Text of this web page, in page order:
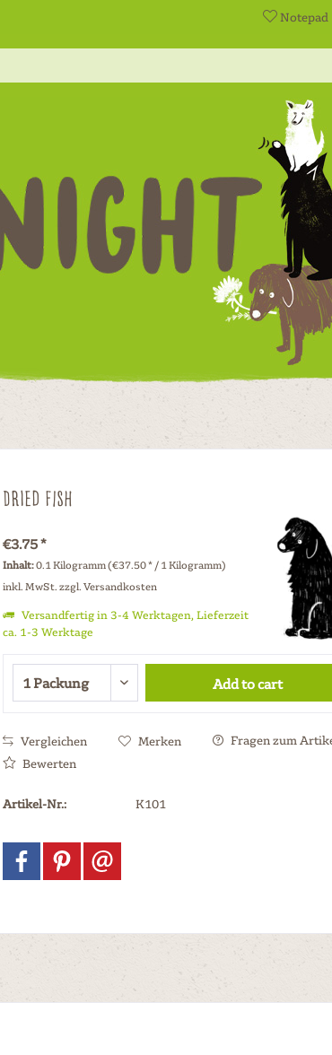
Notepad
Dried fish
€3.75 *
Inhalt:0.1 Kilogramm (€37.50 * / 1 Kilogramm)
inkl. MwSt. zzgl. Versandkosten
Versandfertig in 3-4 Werktagen, Lieferzeit
ca. 1-3 Werktage
Add to cart
Vergleichen Merken
Fragen zum
Bewerten
Artikel-Nr.: K101